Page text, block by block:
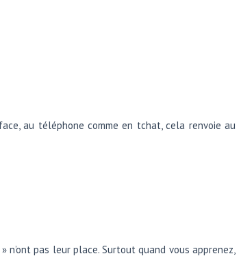
au téléphone comme en tchat, cela renvoie au
pas leur place. Surtout quand vous apprenez,